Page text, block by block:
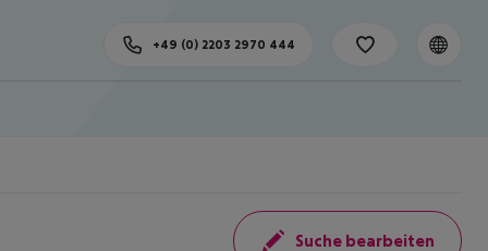
+49 (0) 2203 2970 444
Suche bearbeiten